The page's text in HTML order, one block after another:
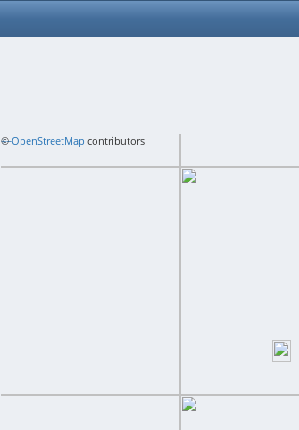
+−
©OpenStreetMap contributors